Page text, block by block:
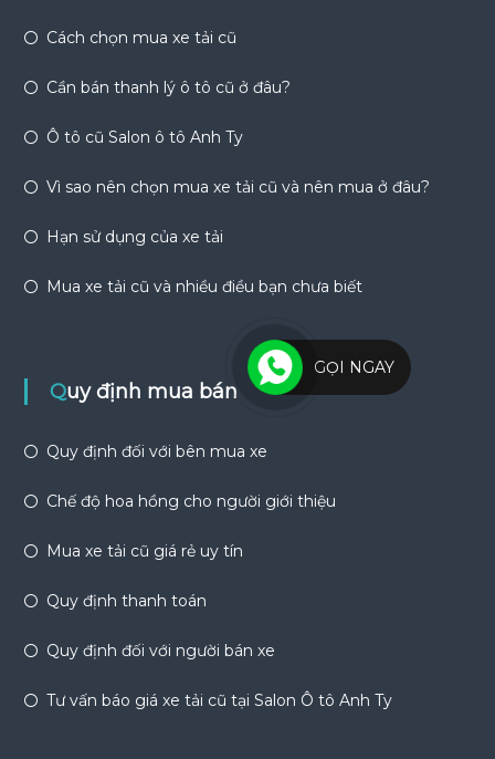
Cách chọn mua xe tải cũ
Cần bán thanh lý ô tô cũ ở đâu?
Ô tô cũ Salon ô tô Anh Ty
Vì sao nên chọn mua xe tải cũ và nên mua ở đâu?
Hạn sử dụng của xe tải
Mua xe tải cũ và nhiều điều bạn chưa biết
Quy định mua bán
Quy định đối với bên mua xe
Chế độ hoa hồng cho người giới thiệu
Mua xe tải cũ giá rẻ uy tín
Quy định thanh toán
Quy định đối với người bán xe
Tư vấn báo giá xe tải cũ tại Salon Ô tô Anh Ty
GỌI NGAY